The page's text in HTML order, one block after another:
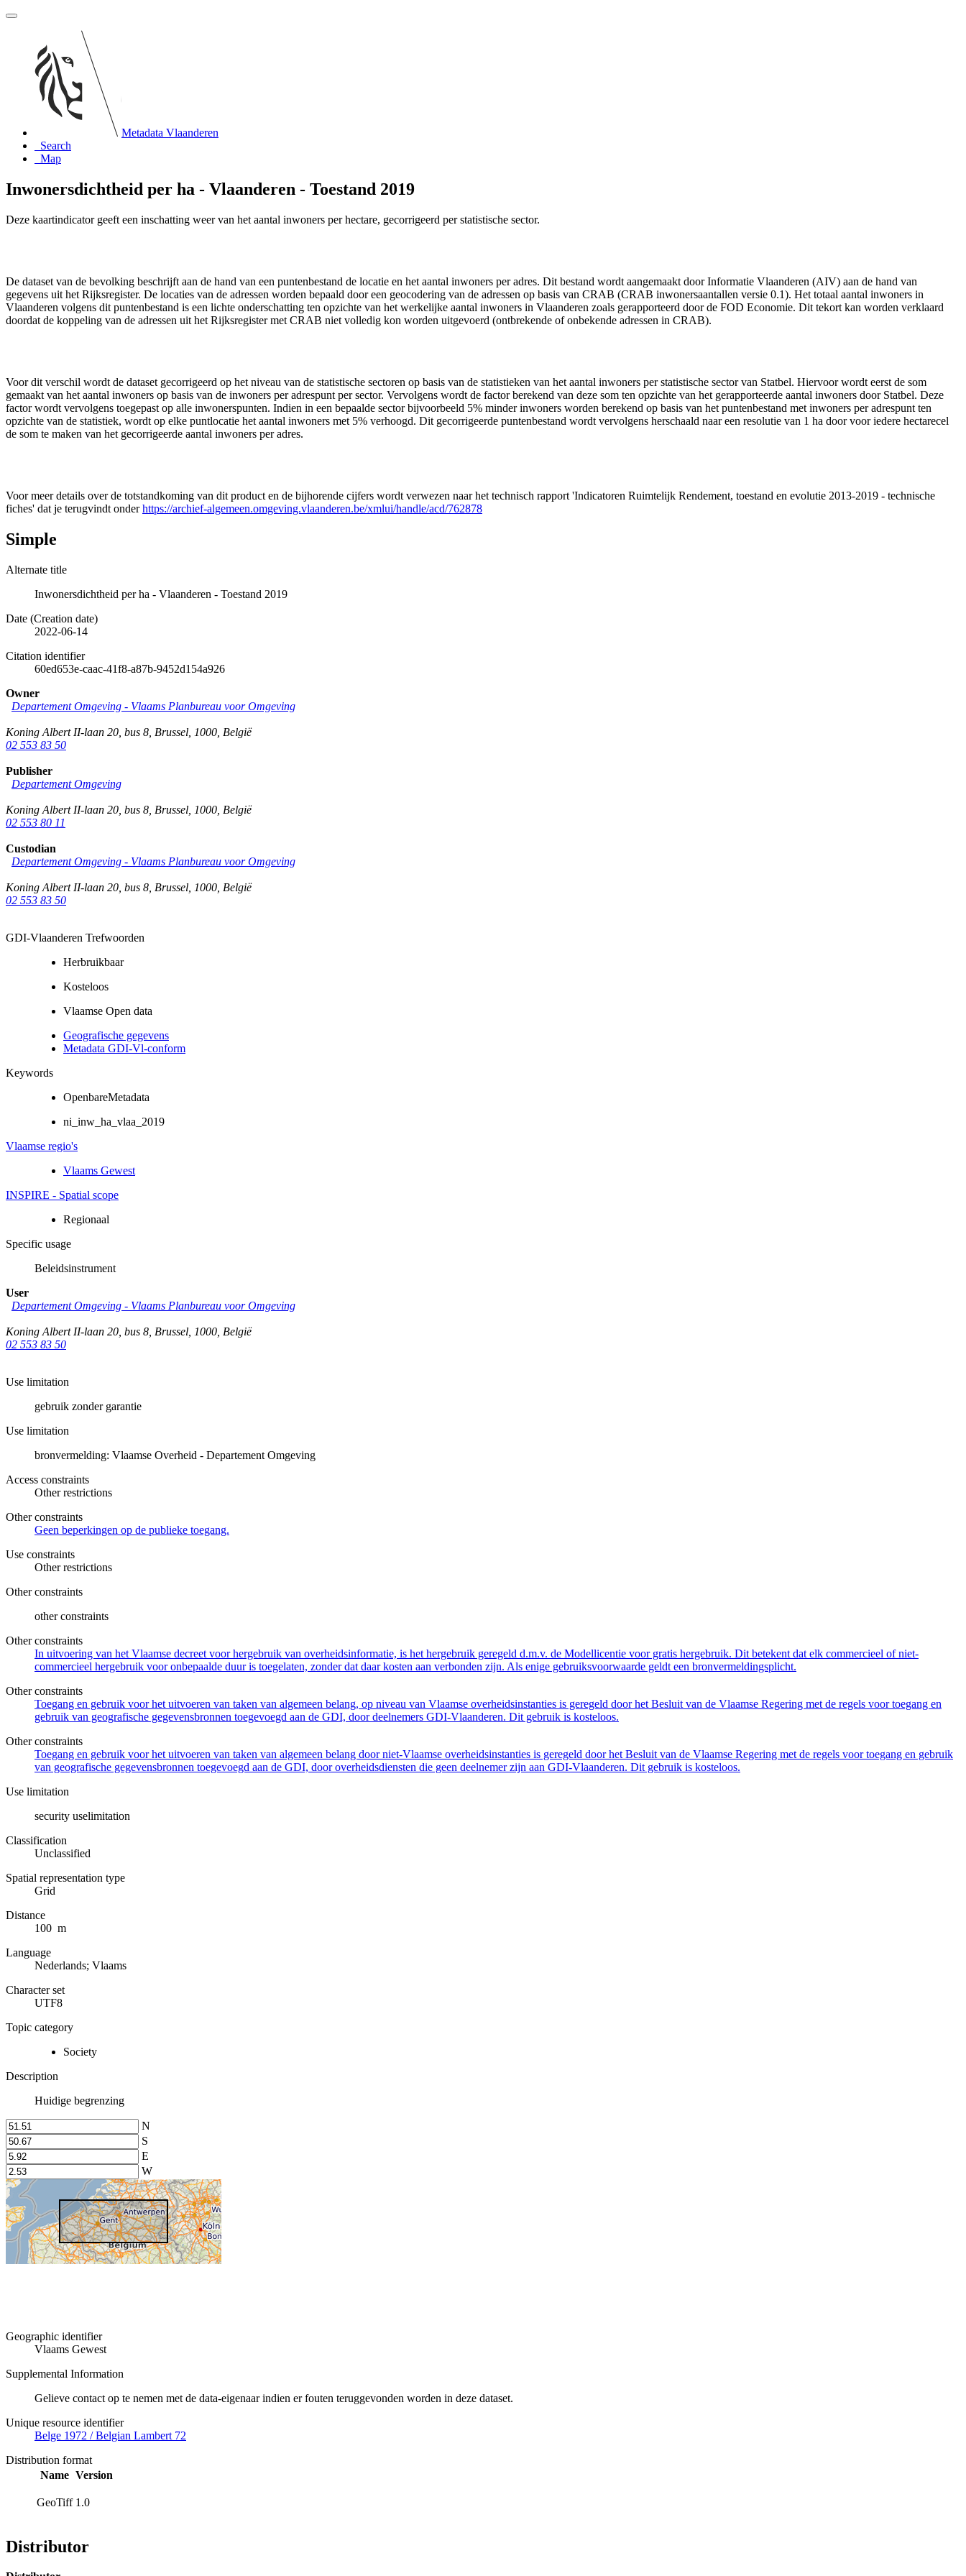
Metadata Vlaanderen
Search
Map
Inwonersdichtheid per ha - Vlaanderen - Toestand 2019
Deze kaartindicator geeft een inschatting weer van het aantal inwoners per hectare, gecorrigeerd per statistische sector.
De dataset van de bevolking beschrijft aan de hand van een puntenbestand de locatie en het aantal inwoners per adres. Dit bestand wordt aangemaakt door Informatie Vlaanderen (AIV) aan de hand van
gegevens uit het Rijksregister. De locaties van de adressen worden bepaald door een geocodering van de adressen op basis van CRAB (CRAB inwonersaantallen versie 0.1). Het totaal aantal inwoners in
Vlaanderen volgens dit puntenbestand is een lichte onderschatting ten opzichte van het werkelijke aantal inwoners in Vlaanderen zoals gerapporteerd door de FOD Economie. Dit tekort kan worden verklaard
doordat de koppeling van de adressen uit het Rijksregister met CRAB niet volledig kon worden uitgevoerd (ontbrekende of onbekende adressen in CRAB).
Voor dit verschil wordt de dataset gecorrigeerd op het niveau van de statistische sectoren op basis van de statistieken van het aantal inwoners per statistische sector van Statbel. Hiervoor wordt eerst de som
gemaakt van het aantal inwoners op basis van de inwoners per adrespunt per sector. Vervolgens wordt de factor berekend van deze som ten opzichte van het gerapporteerde aantal inwoners door Statbel. Deze
factor wordt vervolgens toegepast op alle inwonerspunten. Indien in een bepaalde sector bijvoorbeeld 5% minder inwoners worden berekend op basis van het puntenbestand met inwoners per adrespunt ten
opzichte van de statistiek, wordt op elke puntlocatie het aantal inwoners met 5% verhoogd. Dit gecorrigeerde puntenbestand wordt vervolgens herschaald naar een resolutie van 1 ha door voor iedere hectarecel
de som te maken van het gecorrigeerde aantal inwoners per adres.
Voor meer details over de totstandkoming van dit product en de bijhorende cijfers wordt verwezen naar het technisch rapport 'Indicatoren Ruimtelijk Rendement, toestand en evolutie 2013-2019 - technische
fiches' dat je terugvindt onderhttps://archief-algemeen.omgeving.vlaanderen.be/xmlui/handle/acd/762878
Simple
Alternate title
Inwonersdichtheid per ha - Vlaanderen - Toestand 2019
Date (Creation date)
2022-06-14
Citation identifier
60ed653e-caac-41f8-a87b-9452d154a926
Owner
Departement Omgeving - Vlaams Planbureau voor Omgeving
Koning Albert II-laan 20, bus 8 Brussel 1000 België
02 553 83 50
Publisher
Departement Omgeving
Koning Albert II-laan 20, bus 8 Brussel 1000 België
02 553 80 11
Custodian
Departement Omgeving - Vlaams Planbureau voor Omgeving
Koning Albert II-laan 20, bus 8 Brussel 1000 België
02 553 83 50
GDI-Vlaanderen Trefwoorden
Herbruikbaar
Kosteloos
Vlaamse Open data
Geografische gegevens
Metadata GDI-Vl-conform
Keywords
OpenbareMetadata
ni_inw_ha_vlaa_2019
Vlaamse regio's
Vlaams Gewest
INSPIRE - Spatial scope
Regionaal
Specific usage
Beleidsinstrument
User
Departement Omgeving - Vlaams Planbureau voor Omgeving
Koning Albert II-laan 20, bus 8 Brussel 1000 België
02 553 83 50
Use limitation
gebruik zonder garantie
Use limitation
bronvermelding: Vlaamse Overheid - Departement Omgeving
Access constraints
Other restrictions
Other constraints
Geen beperkingen op de publieke toegang.
Use constraints
Other restrictions
Other constraints
other constraints
Other constraints
In uitvoering van het Vlaamse decreet voor hergebruik van overheidsinformatie, is het hergebruik geregeld d.m.v. de Modellicentie voor gratis hergebruik. Dit betekent dat elk commercieel of niet-
commercieel hergebruik voor onbepaalde duur is toegelaten, zonder dat daar kosten aan verbonden zijn. Als enige gebruiksvoorwaarde geldt een bronvermeldingsplicht.
Other constraints
Toegang en gebruik voor het uitvoeren van taken van algemeen belang, op niveau van Vlaamse overheidsinstanties is geregeld door het Besluit van de Vlaamse Regering met de regels voor toegang en
gebruik van geografische gegevensbronnen toegevoegd aan de GDI, door deelnemers GDI-Vlaanderen. Dit gebruik is kosteloos.
Other constraints
Toegang en gebruik voor het uitvoeren van taken van algemeen belang door niet-Vlaamse overheidsinstanties is geregeld door het Besluit van de Vlaamse Regering met de regels voor toegang en gebruik
van geografische gegevensbronnen toegevoegd aan de GDI, door overheidsdiensten die geen deelnemer zijn aan GDI-Vlaanderen. Dit gebruik is kosteloos.
Use limitation
security uselimitation
Classification
Unclassified
Spatial representation type
Grid
Distance
100 m
Language
Nederlands; Vlaams
Character set
UTF8
Topic category
Society
Description
Huidige begrenzing
N
S
E
W
Geographic identifier
Vlaams Gewest
Supplemental Information
Gelieve contact op te nemen met de data-eigenaar indien er fouten teruggevonden worden in deze dataset.
Unique resource identifier
Belge 1972 / Belgian Lambert 72
Distribution format
Name Version
GeoTiff 1.0
Distributor